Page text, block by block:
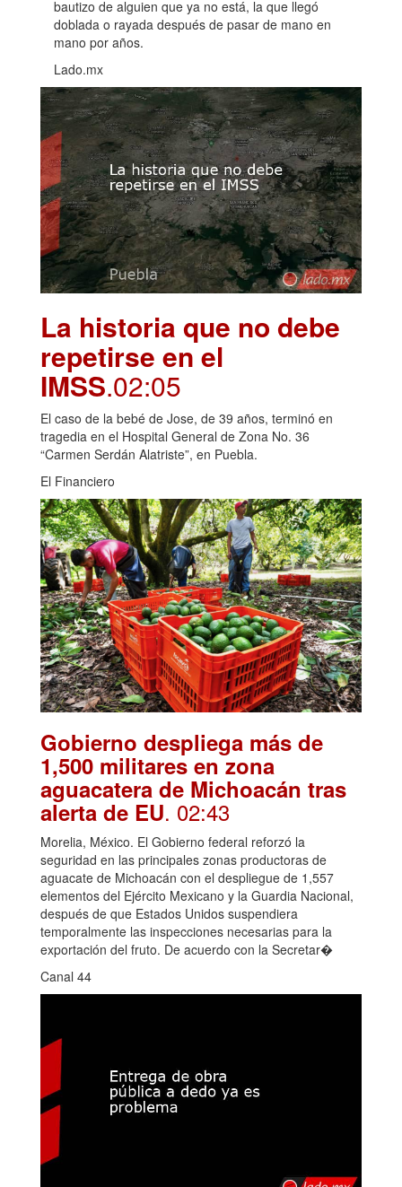
bautizo de alguien que ya no está, la que llegó
doblada o rayada después de pasar de mano en
mano por años.
Lado.mx
La historia que no debe
repetirse en el
IMSS.02:05
El caso de la bebé de Jose, de 39 años, terminó en
tragedia en el Hospital General de Zona No. 36
“Carmen Serdán Alatriste”, en Puebla.
El Financiero
Gobierno despliega más de
1,500 militares en zona
aguacatera de Michoacán tras
alerta de EU. 02:43
Morelia, México. El Gobierno federal reforzó la
seguridad en las principales zonas productoras de
aguacate de Michoacán con el despliegue de 1,557
elementos del Ejército Mexicano y la Guardia Nacional,
después de que Estados Unidos suspendiera
temporalmente las inspecciones necesarias para la
exportación del fruto. De acuerdo con la Secretar�
Canal 44